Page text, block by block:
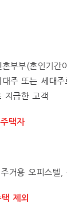
부부(혼인기
주 또는 세대
지급한 고객
택자
거용 오피스텔
제외